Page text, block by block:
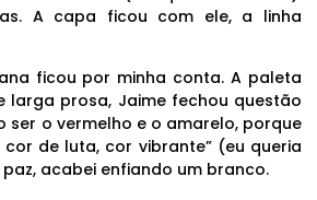
A capa ficou com ele, a linha
ficou por minha conta. A paleta
larga prosa, Jaime fechou questão
ser o vermelho e o amarelo, porque
de luta, cor vibrante” (eu queria
acabei enfiando um branco.